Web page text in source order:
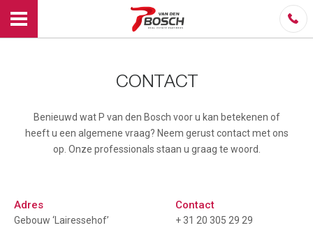
CONTACT
Benieuwd wat P van den Bosch voor u kan betekenen of
heeft u een algemene vraag? Neem gerust contact met ons
op. Onze professionals staan u graag te woord.
Adres
Gebouw ‘Lairessehof’
Contact
+ 31 20 305 29 29